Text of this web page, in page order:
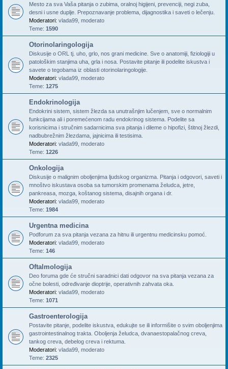
Mesto za sva Vaša pitanja o zubima, oralnoj higijeni, prevenciji, negi zuba,
desni i usne duplje. Prepoznavanje problema, dijagnostika i saveti o lečenju.
Moderatori: vlada99 moderato
Teme: 1590
Otorinolaringologija
Diskusije o ORL tj. uho, grlo, nos grani medicine. Sve o anatomiji, fiziologiji u
patološkim stanjima uha, grla i nosa. Postavite pitanje ili podelite iskustva i
savete o tegobama iz oblasti otorinolaringologije.
Moderatori: vlada99 moderato
Teme: 1275
Endokrinologija
Endokrini sistem, sistem žlezda sa unutrašnjim lučenjem, sve o normalnim
funkcijama ali i poremećenom radu endokrinog sistema. Podelite sa
korisnicima i stručnim sadarnicima sva pitanja i dileme o hipofizi, štitnoj žlezdi,
nadbubrežnim žlezdama, jajnicima ili testisima.
Moderatori: vlada99 moderato
Teme: 1226
Onkologija
Diskusije o malignim oboljenjima ljudskog organizma. Pitanja i odgovori, saveti i
mnoštvo iskustava osoba sa tumorskim promenama želudca, jetre,
pankreasa, mozga, koštanog sistema, disajnih organa i dr.
Moderatori: vlada99 moderato
Teme: 1984
Urgentna medicina
Podforum za sva pitanja vezana za hitnu ili urgentnu medicinsku pomoć.
Moderatori: vlada99 moderato
Teme: 146
Oftalmologija
Deo foruma gde će stručni saradnici dati odgovor na sva pitanja vezana za
očne bolesti, određivanje dioptrije, operativnih zahvata oka.
Moderatori: vlada99 moderato
Teme: 1071
Gastroenterologija
Postavite pitanje, podelite iskustva, edukujte se ili informišite o svim oboljenjima
gastrointestinalnog trakta. Oboljenja želudca, dvanaestopalačnog creva,
tankog creva, debelog creva i rektuma.
Moderatori: vlada99 moderato
Teme: 2325